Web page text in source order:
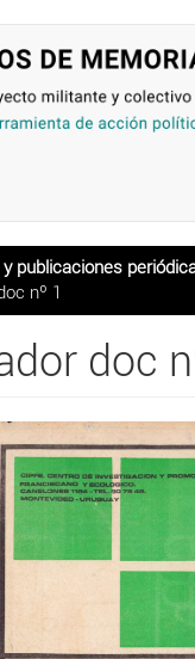
y publicaciones
nº 1
doc